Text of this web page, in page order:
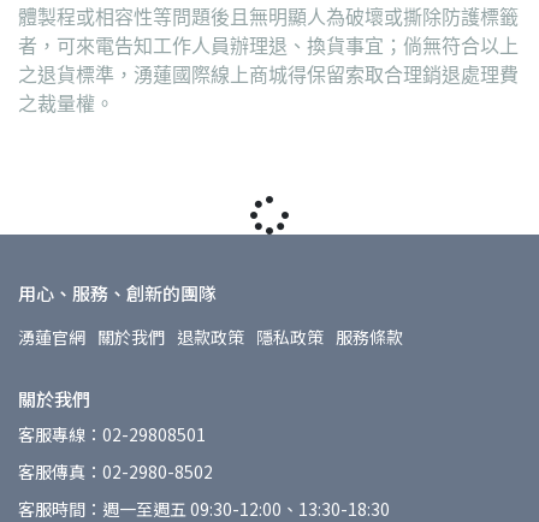
體製程或相容性等問題後且無明顯人為破壞或撕除防護標籤
者，可來電告知工作人員辦理退、換貨事宜；倘無符合以上
之退貨標準，湧蓮國際線上商城得保留索取合理銷退處理費
之裁量權。
用心、服務、創新的團隊
湧蓮官網 關於我們 退款政策 隱私政策 服務條款
關於我們
客服專線：02-29808501
客服傳真：02-2980-8502
客服時間：週一至週五 09:30-12:00、13:30-18:30